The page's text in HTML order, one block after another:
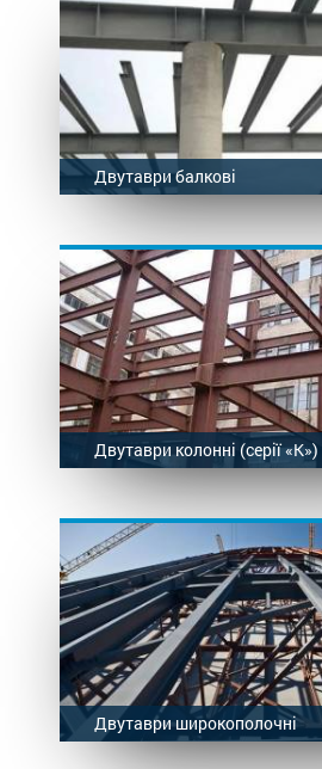
Двутаври балкові
Двутаври колонні (серії «К»)
Двутаври широкополочні